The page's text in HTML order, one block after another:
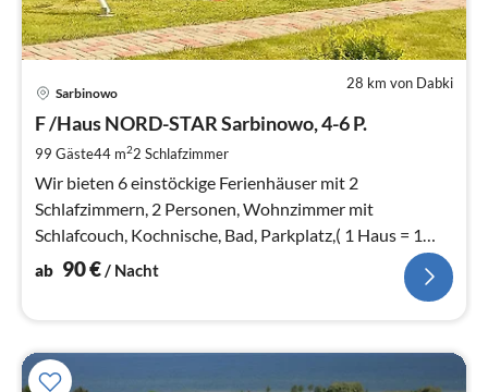
28 km von Dabki
Sarbinowo
F /Haus NORD-STAR Sarbinowo, 4-6 P.
99 Gäste44 m22 Schlafzimmer
Wir bieten 6 einstöckige Ferienhäuser mit 2
Schlafzimmern, 2 Personen, Wohnzimmer mit
Schlafcouch, Kochnische, Bad, Parkplatz,( 1 Haus = 1
Platz) Spielplatz. Strand 450 m.
ab 90€ / Nacht